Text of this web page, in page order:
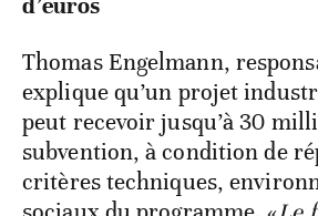
d’euros
Thomas Engelmann,
explique qu’un projet
peut recevoir jusqu’à 30
subvention, à condition de
critères techniques,